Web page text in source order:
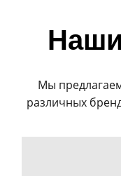
Мы
различных